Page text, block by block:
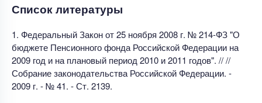
Список литературы
1. Федеральный Закон от 25 ноября 2008 г. № 214-ФЗ "О
бюджете Пенсионного фонда Российской Федерации на
2009 год и на плановый период 2010 и 2011 годов". // //
Собрание законодательства Российской Федерации. -
2009 г. - № 41. - Ст. 2139.